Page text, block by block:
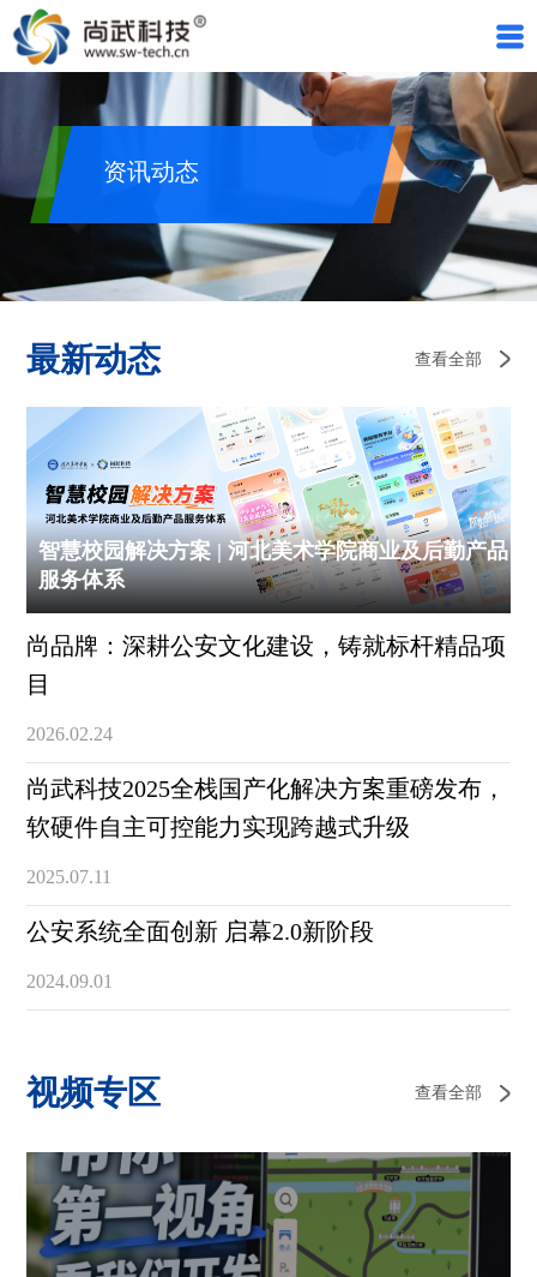
资讯动态
最新动态 查看全部
智慧校园解决方案 | 河北美术学院商业及后勤产品
服务体系
尚品牌：深耕公安文化建设，铸就标杆精品项
目
2026.02.24
尚武科技2025全栈国产化解决方案重磅发布，
软硬件自主可控能力实现跨越式升级
2025.07.11
公安系统全面创新 启幕2.0新阶段
2024.09.01
视频专区 查看全部